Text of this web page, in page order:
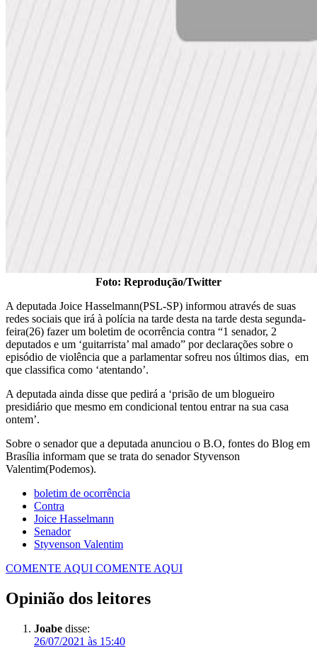
Foto: Reprodução/Twitter
A deputada Joice Hasselmann(PSL-SP) informou através de suas
redes sociais que irá à polícia na tarde desta na tarde desta segunda-
feira(26) fazer um boletim de ocorrência contra “1 senador, 2
deputados e um ‘guitarrista’ mal amado” por declarações sobre o
episódio de violência que a parlamentar sofreu nos últimos dias, em
que classifica como ‘atentando’.
A deputada ainda disse que pedirá a ‘prisão de um blogueiro
presidiário que mesmo em condicional tentou entrar na sua casa
ontem’.
Sobre o senador que a deputada anunciou o B.O, fontes do Blog em
Brasília informam que se trata do senador Styvenson
Valentim(Podemos).
boletim de ocorrência
Contra
Joice Hasselmann
Senador
Styvenson Valentim
COMENTE AQUI COMENTE AQUI
Opinião dos leitores
Joabe disse:
26/07/2021 às 15:40